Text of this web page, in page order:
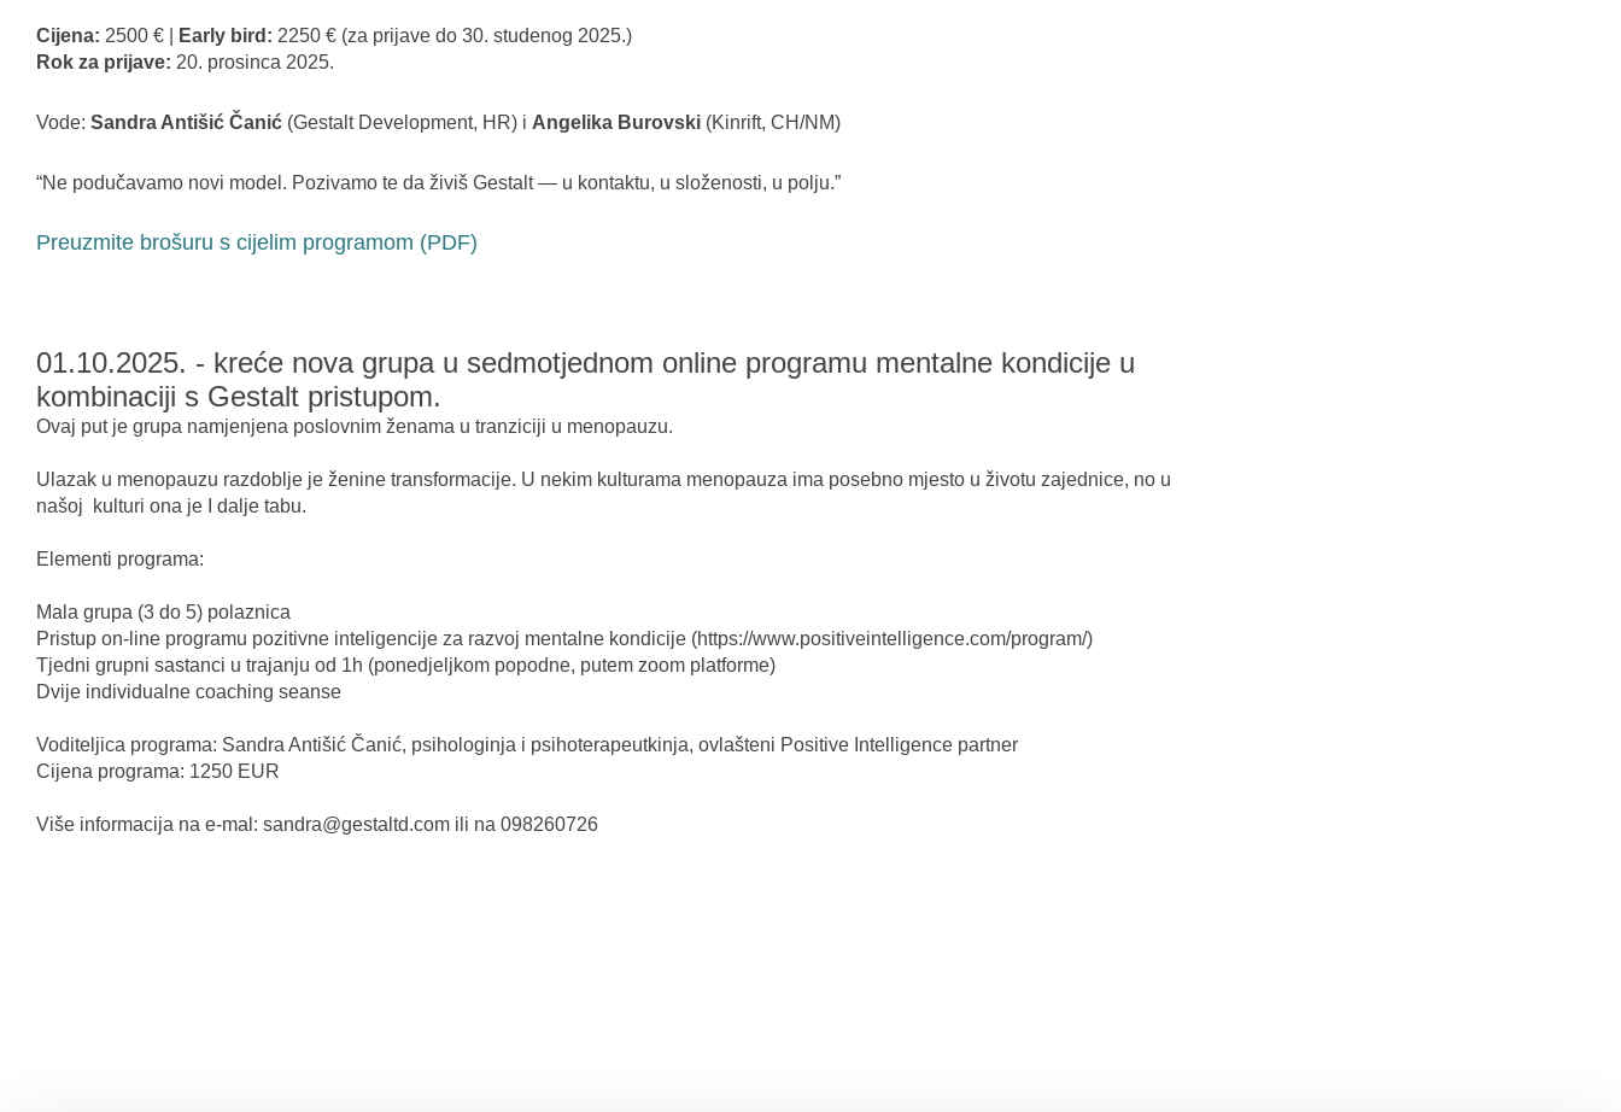
Cijena: 2500 € | Early bird: 2250 € (za prijave do 30. studenog 2025.)
Rok za prijave: 20. prosinca 2025.
Vode: Sandra Antišić Čanić (Gestalt Development, HR) i Angelika Burovski (Kinrift, CH/NM)
“Ne podučavamo novi model. Pozivamo te da živiš Gestalt — u kontaktu, u složenosti, u polju.”
Preuzmite brošuru s cijelim programom (PDF)
01.10.2025. - kreće nova grupa u sedmotjednom online programu mentalne kondicije u
kombinaciji s Gestalt pristupom.
Ovaj put je grupa namjenjena poslovnim ženama u tranziciji u menopauzu.
Ulazak u menopauzu razdoblje je ženine transformacije. U nekim kulturama menopauza ima posebno mjesto u životu zajednice, no u
našoj kulturi ona je I dalje tabu.
Elementi programa:
Mala grupa (3 do 5) polaznica
Pristup on-line programu pozitivne inteligencije za razvoj mentalne kondicije (https://www.positiveintelligence.com/program/)
Tjedni grupni sastanci u trajanju od 1h (ponedjeljkom popodne, putem zoom platforme)
Dvije individualne coaching seanse
Voditeljica programa: Sandra Antišić Čanić, psihologinja i psihoterapeutkinja, ovlašteni Positive Intelligence partner
Cijena programa: 1250 EUR
Više informacija na e-mal: sandra@gestaltd.com ili na 098260726